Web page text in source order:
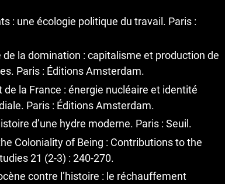
: une écologie politique du travail. Paris :
la domination : capitalisme et production de
Paris : Éditions Amsterdam.
la France : énergie nucléaire et identité
Paris : Éditions Amsterdam.
d’une hydre moderne. Paris : Seuil.
Coloniality of Being : Contributions to the
21 (2-3) : 240-270.
contre l’histoire : le réchauffement